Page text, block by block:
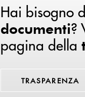
Hai bisogno
documenti?
pagina della
TRASPARENZA